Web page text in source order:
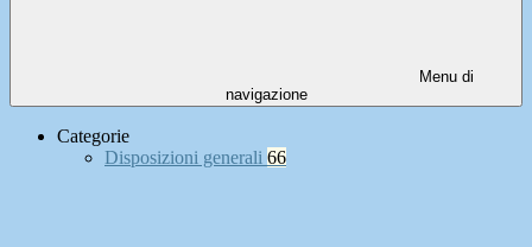
Menu di
navigazione
Categorie
Disposizioni generali 66